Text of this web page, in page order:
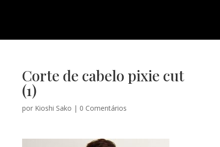
Corte de cabelo pixie cut
(1)
por Kioshi Sako | 0 Comentários